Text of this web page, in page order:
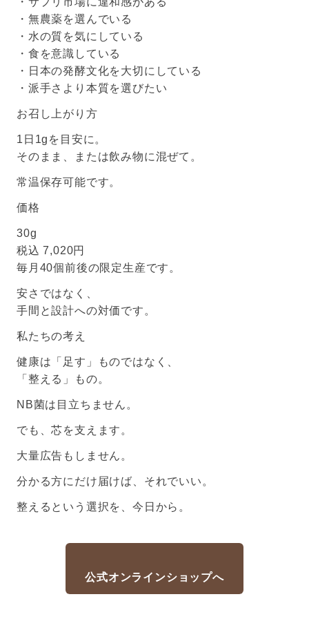
・無農薬を選んでいる
・水の質を気にしている
・食を意識している
・日本の発酵文化を大切にしている
・派手さより本質を選びたい
お召し上がり方
1日1gを目安に。
そのまま、または飲み物に混ぜて。
常温保存可能です。
価格
30g
税込 7,020円
毎月40個前後の限定生産です。
安さではなく、
手間と設計への対価です。
私たちの考え
健康は「足す」ものではなく、
「整える」もの。
NB菌は目立ちません。
でも、芯を支えます。
大量広告もしません。
分かる方にだけ届けば、それでいい。
整えるという選択を、今日から。
公式オンラインショップへ